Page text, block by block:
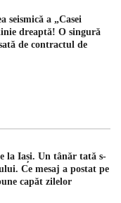
a „Casei
dreaptă! O singură
de contractul de
la Iași. Un tânăr tată s-
Ce mesaj a postat pe
capăt zilelor